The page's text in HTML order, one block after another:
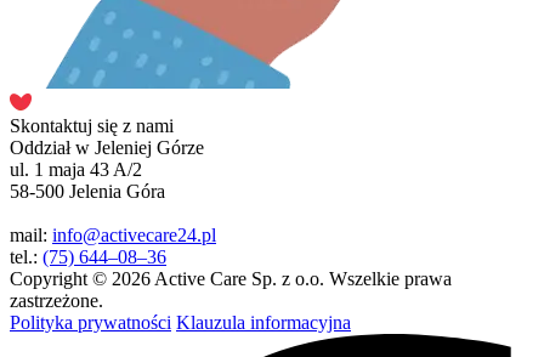
Skontaktuj się z nami
Oddział w Jeleniej Górze
ul. 1 maja 43 A/2
58-500 Jelenia Góra
mail: info@activecare24.pl
tel.: (75) 644–08–36
Copyright © 2026 Active Care Sp. z o.o. Wszelkie prawa
zastrzeżone.
Polityka prywatności Klauzula informacyjna